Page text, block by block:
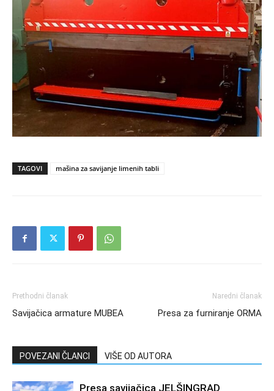
TAGOVI mašina za savijanje limenih tabli
Prethodni članak
Savijačica armature MUBEA
Naredni članak
Presa za furniranje ORMA
POVEZANI ČLANCI VIŠE OD AUTORA
Presa savijačica JELŠINGRAD